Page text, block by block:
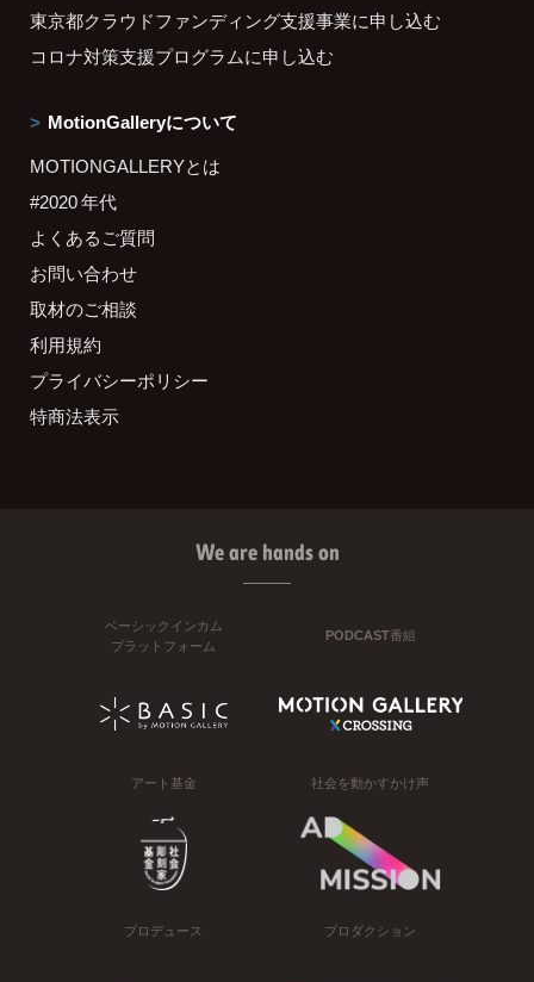
東京都クラウドファンディング支援事業に申し込む
コロナ対策支援プログラムに申し込む
MotionGalleryについて
MOTIONGALLERYとは
#2020 年代
よくあるご質問
お問い合わせ
取材のご相談
利用規約
プライバシーポリシー
特商法表示
We are hands on
ベーシックインカム
プラットフォーム
PODCAST番組
アート基金 社会を動かすかけ声
プロデュース プロダクション